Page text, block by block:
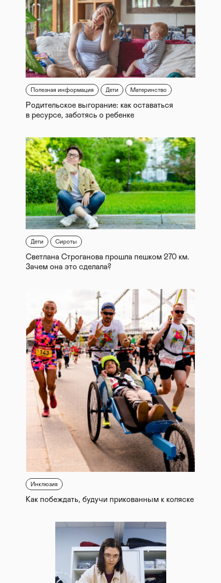
Полезная информация Дети Материнство
Родительское выгорание: как оставаться
в ресурсе, заботясь о ребенке
Дети Сироты
Светлана Строганова прошла пешком 270 км.
Зачем она это сделала?
Инклюзия
Как побеждать, будучи прикованным к коляске